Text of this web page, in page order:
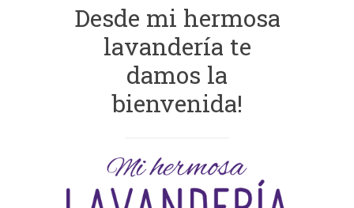
Desde mi hermosa
lavandería te
damos la
bienvenida!